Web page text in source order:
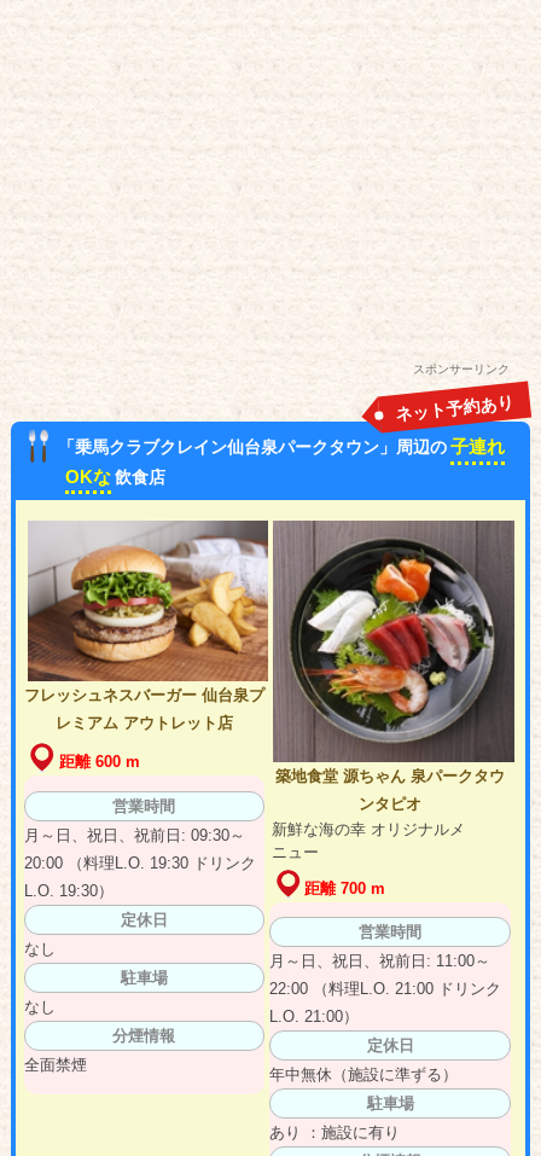
スポンサーリンク
「乗馬クラブクレイン仙台泉パークタウン」周辺の子連れ
OKな 飲食店
ネット予約あり
フレッシュネスバーガー 仙台泉プ
レミアム アウトレット店
距離 600 m
営業時間
月～日、祝日、祝前日: 09:30～
20:00 （料理L.O. 19:30 ドリンク
L.O. 19:30）
定休日
なし
駐車場
なし
分煙情報
全面禁煙
築地食堂 源ちゃん 泉パークタウ
ンタピオ
新鮮な海の幸 オリジナルメ
ニュー
距離 700 m
営業時間
月～日、祝日、祝前日: 11:00～
22:00 （料理L.O. 21:00 ドリンク
L.O. 21:00）
定休日
年中無休（施設に準ずる）
駐車場
あり ：施設に有り